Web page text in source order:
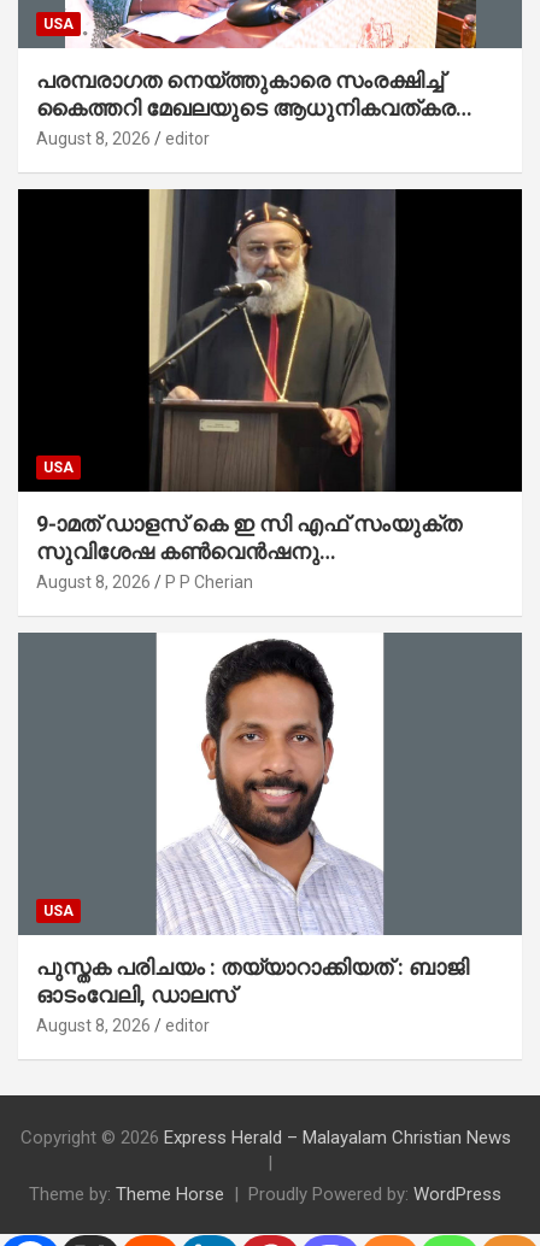
USA
പരമ്പരാഗത നെയ്ത്തുകാരെ സംരക്ഷിച്ച്
കൈത്തറി മേഖലയുടെ ആധുനികവത്കരണം
സാധ്യമാക്കും : ഡെപ്യൂട്ടി സ്പീക്കർ
August 8, 2026 editor
USA
9-ാമത് ഡാളസ് കെ ഇ സി എഫ് സംയുക്ത
സുവിശേഷ കൺവെൻഷനു
പ്രാർത്ഥനാനിർഭരമായ തുടക്കം
August 8, 2026 P P Cherian
USA
പുസ്തക പരിചയം : തയ്യാറാക്കിയത് : ബാജി
ഓടംവേലി, ഡാലസ്
August 8, 2026 editor
Copyright © 2026 Express Herald – Malayalam Christian News
Theme by: Theme Horse Proudly Powered by: WordPress